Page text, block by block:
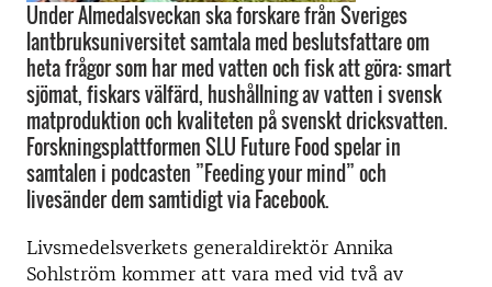
Under Almedalsveckan ska forskare från Sveriges
lantbruksuniversitet samtala med beslutsfattare om
heta frågor som har med vatten och fisk att göra: smart
sjömat, fiskars välfärd, hushållning av vatten i svensk
matproduktion och kvaliteten på svenskt dricksvatten.
Forskningsplattformen SLU Future Food spelar in
samtalen i podcasten ”Feeding your mind” och
livesänder dem samtidigt via Facebook.
Livsmedelsverkets generaldirektör Annika
Sohlström kommer att vara med vid två av